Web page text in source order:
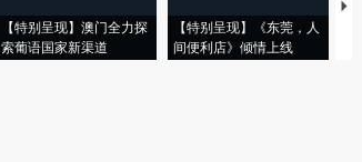
【特别呈现】澳门全力探
索葡语国家新渠道
【特别呈现】《东莞，人
间便利店》倾情上线
【